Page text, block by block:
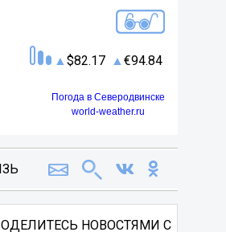
82.17 94.84
Погода в Северодвинске
world-weather.ru
НОВОСТЯМИ С